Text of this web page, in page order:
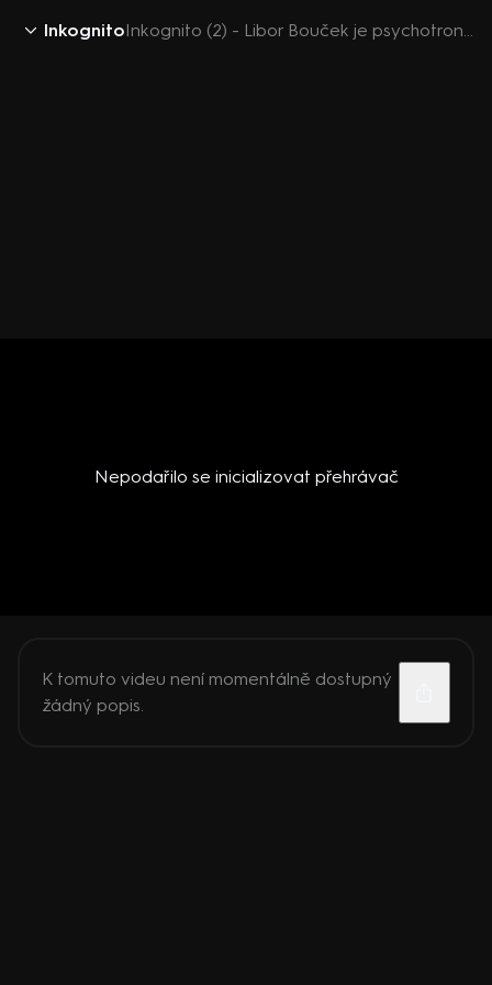
Inkognito Inkognito (2) - Libor Bouček je psychotronik
Nepodařilo se inicializovat přehrávač
K tomuto videu není momentálně dostupný
žádný popis.